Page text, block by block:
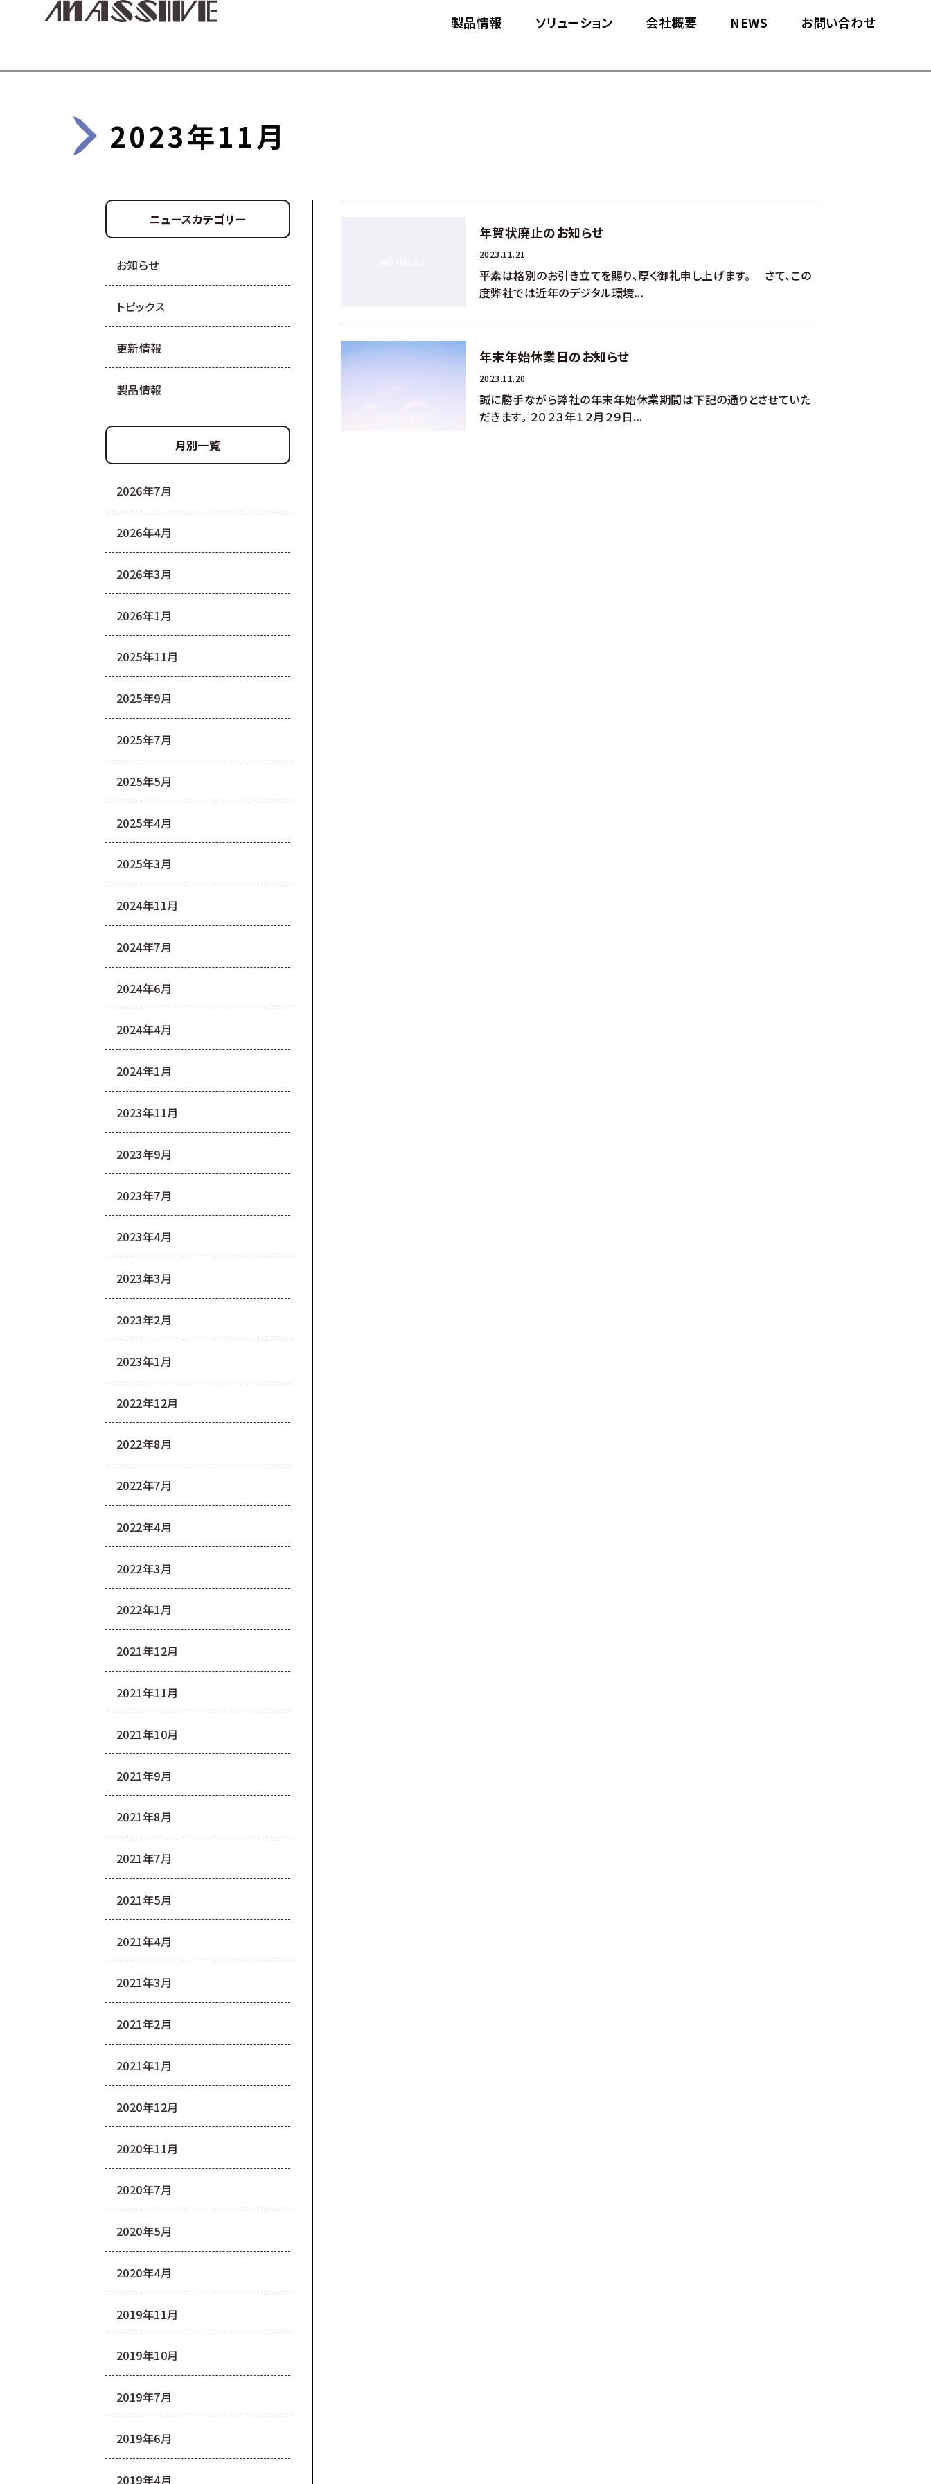
製品情報 ソリューション 会社概要 NEWS お問い合わせ
2023年11月
年賀状廃止のお知らせ
2023.11.21
平素は格別のお引き立てを賜り、厚く御礼申し上げます。 さて、この
度弊社では近年のデジタル環境...
年末年始休業日のお知らせ
2023.11.20
誠に勝手ながら弊社の年末年始休業期間は下記の通りとさせていた
だきます。 ２０２３年１２月２９日...
ニュースカテゴリー
お知らせ
トピックス
更新情報
製品情報
月別一覧
2026年7月
2026年4月
2026年3月
2026年1月
2025年11月
2025年9月
2025年7月
2025年5月
2025年4月
2025年3月
2024年11月
2024年7月
2024年6月
2024年4月
2024年1月
2023年11月
2023年9月
2023年7月
2023年4月
2023年3月
2023年2月
2023年1月
2022年12月
2022年8月
2022年7月
2022年4月
2022年3月
2022年1月
2021年12月
2021年11月
2021年10月
2021年9月
2021年8月
2021年7月
2021年5月
2021年4月
2021年3月
2021年2月
2021年1月
2020年12月
2020年11月
2020年7月
2020年5月
2020年4月
2019年11月
2019年10月
2019年7月
2019年6月
2019年4月